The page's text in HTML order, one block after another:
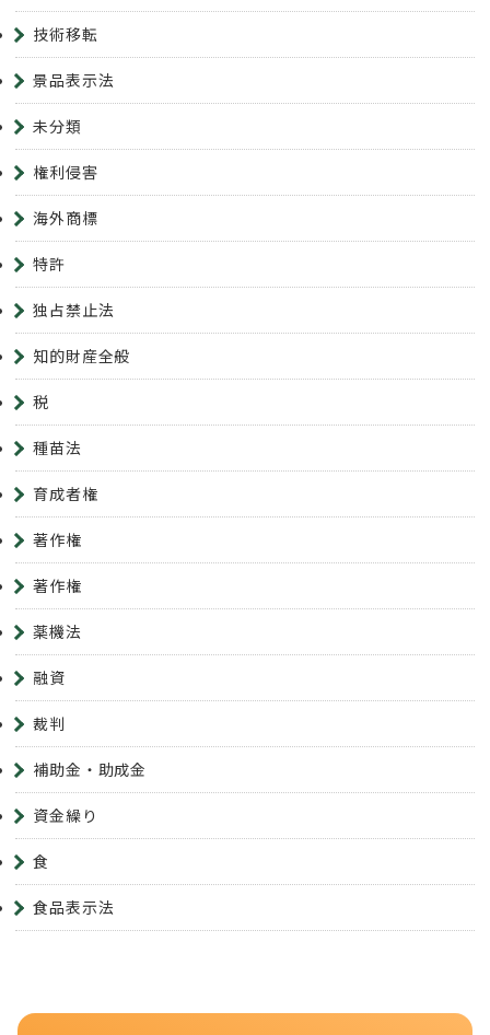
技術移転
景品表示法
未分類
権利侵害
海外商標
特許
独占禁止法
知的財産全般
税
種苗法
育成者権
著作権
著作権
薬機法
融資
裁判
補助金・助成金
資金繰り
食
食品表示法